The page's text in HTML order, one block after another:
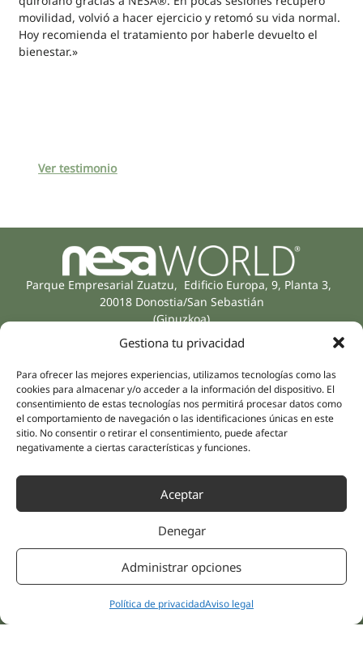
Gestiona tu privacidad
Para ofrecer las mejores experiencias, utilizamos tecnologías como las
cookies para almacenar y/o acceder a la información del dispositivo. El
consentimiento de estas tecnologías nos permitirá procesar datos como
el comportamiento de navegación o las identificaciones únicas en este
sitio. No consentir o retirar el consentimiento, puede afectar
negativamente a ciertas características y funciones.
Aceptar
Denegar
Administrar opciones
Política de privacidadAviso legal
movilidad, volvió a hacer ejercicio y retomó su vida normal.
Hoy recomienda el tratamiento por haberle devuelto el
bienestar.»
Ver testimonio
Parque Empresarial Zuatzu, Edificio Europa, 9, Planta 3,
20018 Donostia/San Sebastián
(Gipuzkoa)
Especialidades
Salud íntima
Sports
Salud mental
Neurología y dolor
Odontología
Medicina interna
Compañía
Equipo humano
Distribuidores
Partnerships
Evidencia científica
Enlaces rápidos
Tienda online
Tratamientos pacientes
Síguenos
Instagram
LinkedIn
Youtube
Facebook